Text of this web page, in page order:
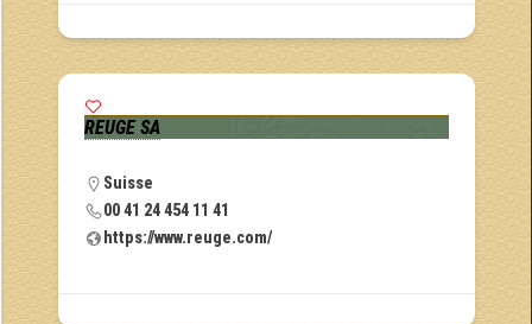
REUGE SA
Suisse
00 41 24 454 11 41
https://www.reuge.com/